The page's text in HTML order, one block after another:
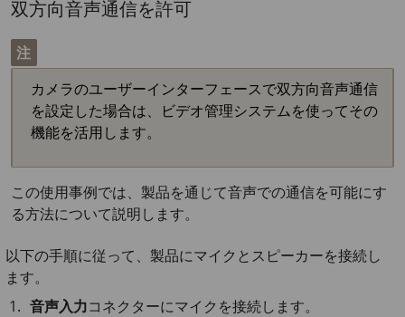
双方向音声通信を許可
注
カメラのユーザーインターフェースで双方向音声通信
を設定した場合は、ビデオ管理システムを使ってその
機能を活用します。
この使用事例では、製品を通じて音声での通信を可能にす
る方法について説明します。
以下の手順に従って、製品にマイクとスピーカーを接続し
ます。
音声入力コネクターにマイクを接続します。